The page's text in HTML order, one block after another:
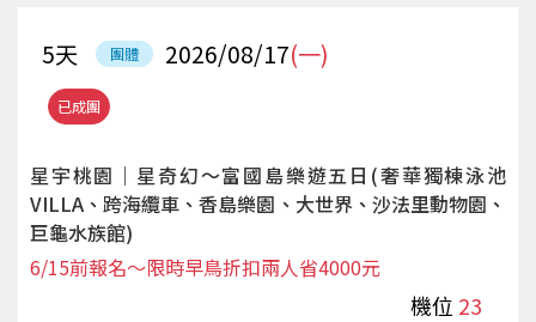
已成團
團體 2026/08/17(一)
5天
星宇桃園｜星奇幻～富國島樂遊五日(奢華獨棟泳池
VILLA、跨海纜車、香島樂園、大世界、沙法里動物園、
巨龜水族館)
機位 23
6/15前報名～限時早鳥折扣兩人省4000元